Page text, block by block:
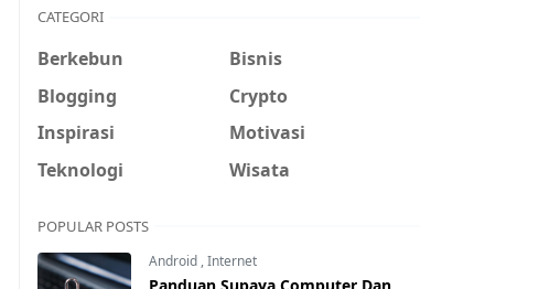
CATEGORI
Berkebun
Bisnis
Blogging
Crypto
Inspirasi
Motivasi
Teknologi
Wisata
POPULAR POSTS
Android ,Internet
Panduan Supaya Computer Dan